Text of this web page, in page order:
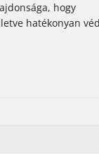
hogy
hatékonyan